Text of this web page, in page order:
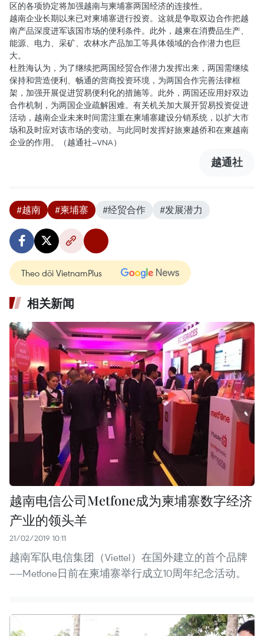
区的各项协定将加强越南与柬埔寨两国经济的连接性。
越南企业长期以来已对柬埔寨进行投资。这就是争取双边合作把越
南产品深度进军该国市场的便利条件。此外，越柬在消费品生产、
能源、电力、采矿、农林水产品加工等具体领域的合作潜力也巨
大。
杜胜海认为，为了继续把两国经贸合作潜力发挥出来，两国需继续
保持和营造便利、畅通的营商投资环境，为两国合作完善法律框
架，加强开展促进贸易便利化的措施等。此外，两国还应用好双边
合作机制，为两国企业疏解困难。有关机关加大展开贸易投资促进
活动，越南企业未来时间需注重在柬埔寨建设分销系统，以扩大市
场和及时应对该市场的变动。与此同时发挥好旅柬越侨和在柬越南
企业的作用。（越通社—VNA）
越通社
#越南 #柬埔寨 #经贸合作 #发展潜力
Theo dõi VietnamPlus
相关新闻
越南电信公司Metfone成为柬埔寨数字经济
产业的领头羊
21/02/2019 10:11
越南军队电信集团（Viettel）在国外建立的首个品牌
——Metfone日前在柬埔寨举行成立10周年纪念活动。